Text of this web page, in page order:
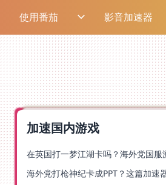
使用番茄 影音加速器
加速国内游戏